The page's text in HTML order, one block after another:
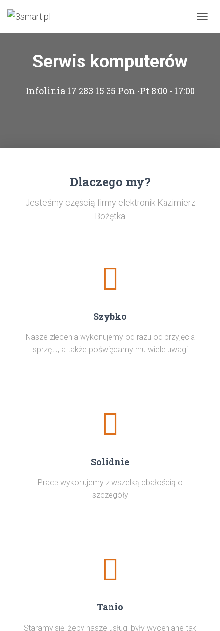
Serwis komputerów
Infolinia 17 283 15 35 Pon -Pt 8:00 - 17:00
Dlaczego my?
Jesteśmy częścią firmy elektronik Kazimierz
Bożętka
Szybko
Nasze zlecenia wykonujemy od razu od przyjęcia
sprzętu, a także poświęcamy mu wiele uwagi
Solidnie
Prace wykonujemy z wszelką dbałością o
szczegóły
Tanio
Staramy się, żeby nasze usługi były wyceniane tak